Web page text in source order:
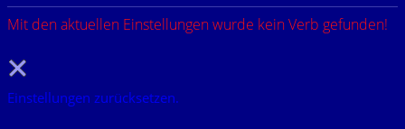
Mit den aktuellen Einstellungen wurde kein Verb gefunden!
Einstellungen zurücksetzen.